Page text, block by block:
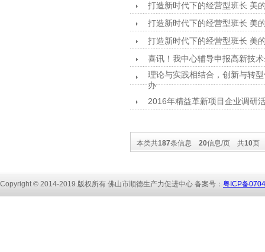
打造新时代下的经营型班长 美
打造新时代下的经营型班长 美
打造新时代下的经营型班长 美
喜讯！我中心辅导申报高新技
理论与实践相结合，创新与转
办
2016年精益革新项目企业调
本类共187条信息 20信息/页 共10页
Copyright © 2014-2019 版权所有 佛山市顺德生产力促进中心 备案号： 粤ICP备